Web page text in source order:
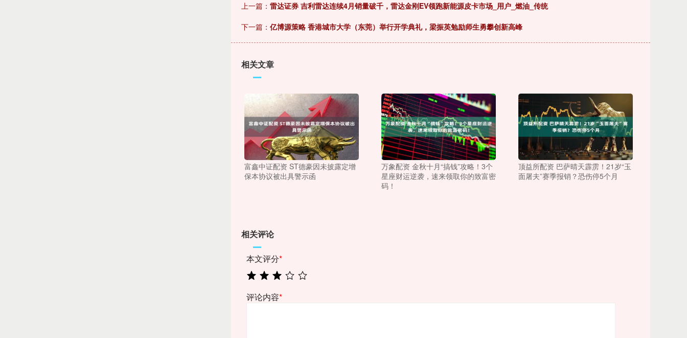
上一篇： 雷达证券 吉利雷达连续4月销量破千，雷达金刚EV领跑新能源皮卡市场_用户_燃油_传统
下一篇： 亿博源策略 香港城市大学（东莞）举行开学典礼，梁振英勉励师生勇攀创新高峰
相关文章
富鑫中证配资 ST德豪因未披露定增
保本协议被出具警示函
万象配资 金秋十月“搞钱”攻略！3个
星座财运逆袭，速来领取你的致富密
码！
顶益所配资 巴萨晴天霹雳！21岁“玉
面屠夫”赛季报销？恐伤停5个月
相关评论
本文评分*
评论内容*